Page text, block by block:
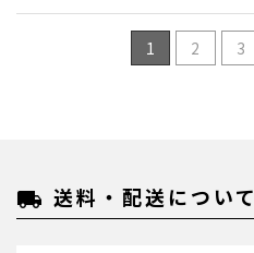
1 2 3
local_shipping 送料・配送について